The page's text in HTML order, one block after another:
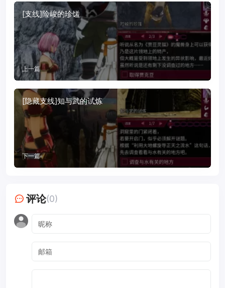
[支线]险峻的珍馐
上一篇
[隐藏支线]知与武的试炼
下一篇
评论(0)